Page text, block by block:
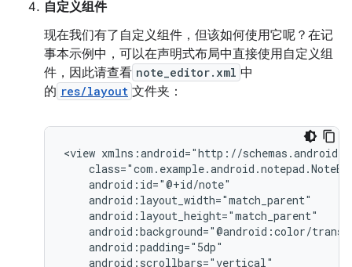
自定义组件
现在我们有了自定义组件，但该如何使用它呢？在记
事本示例中，可以在声明式布局中直接使用自定义组
件，因此请查看 note_editor.xml 中
的 res/layout 文件夹：
<view